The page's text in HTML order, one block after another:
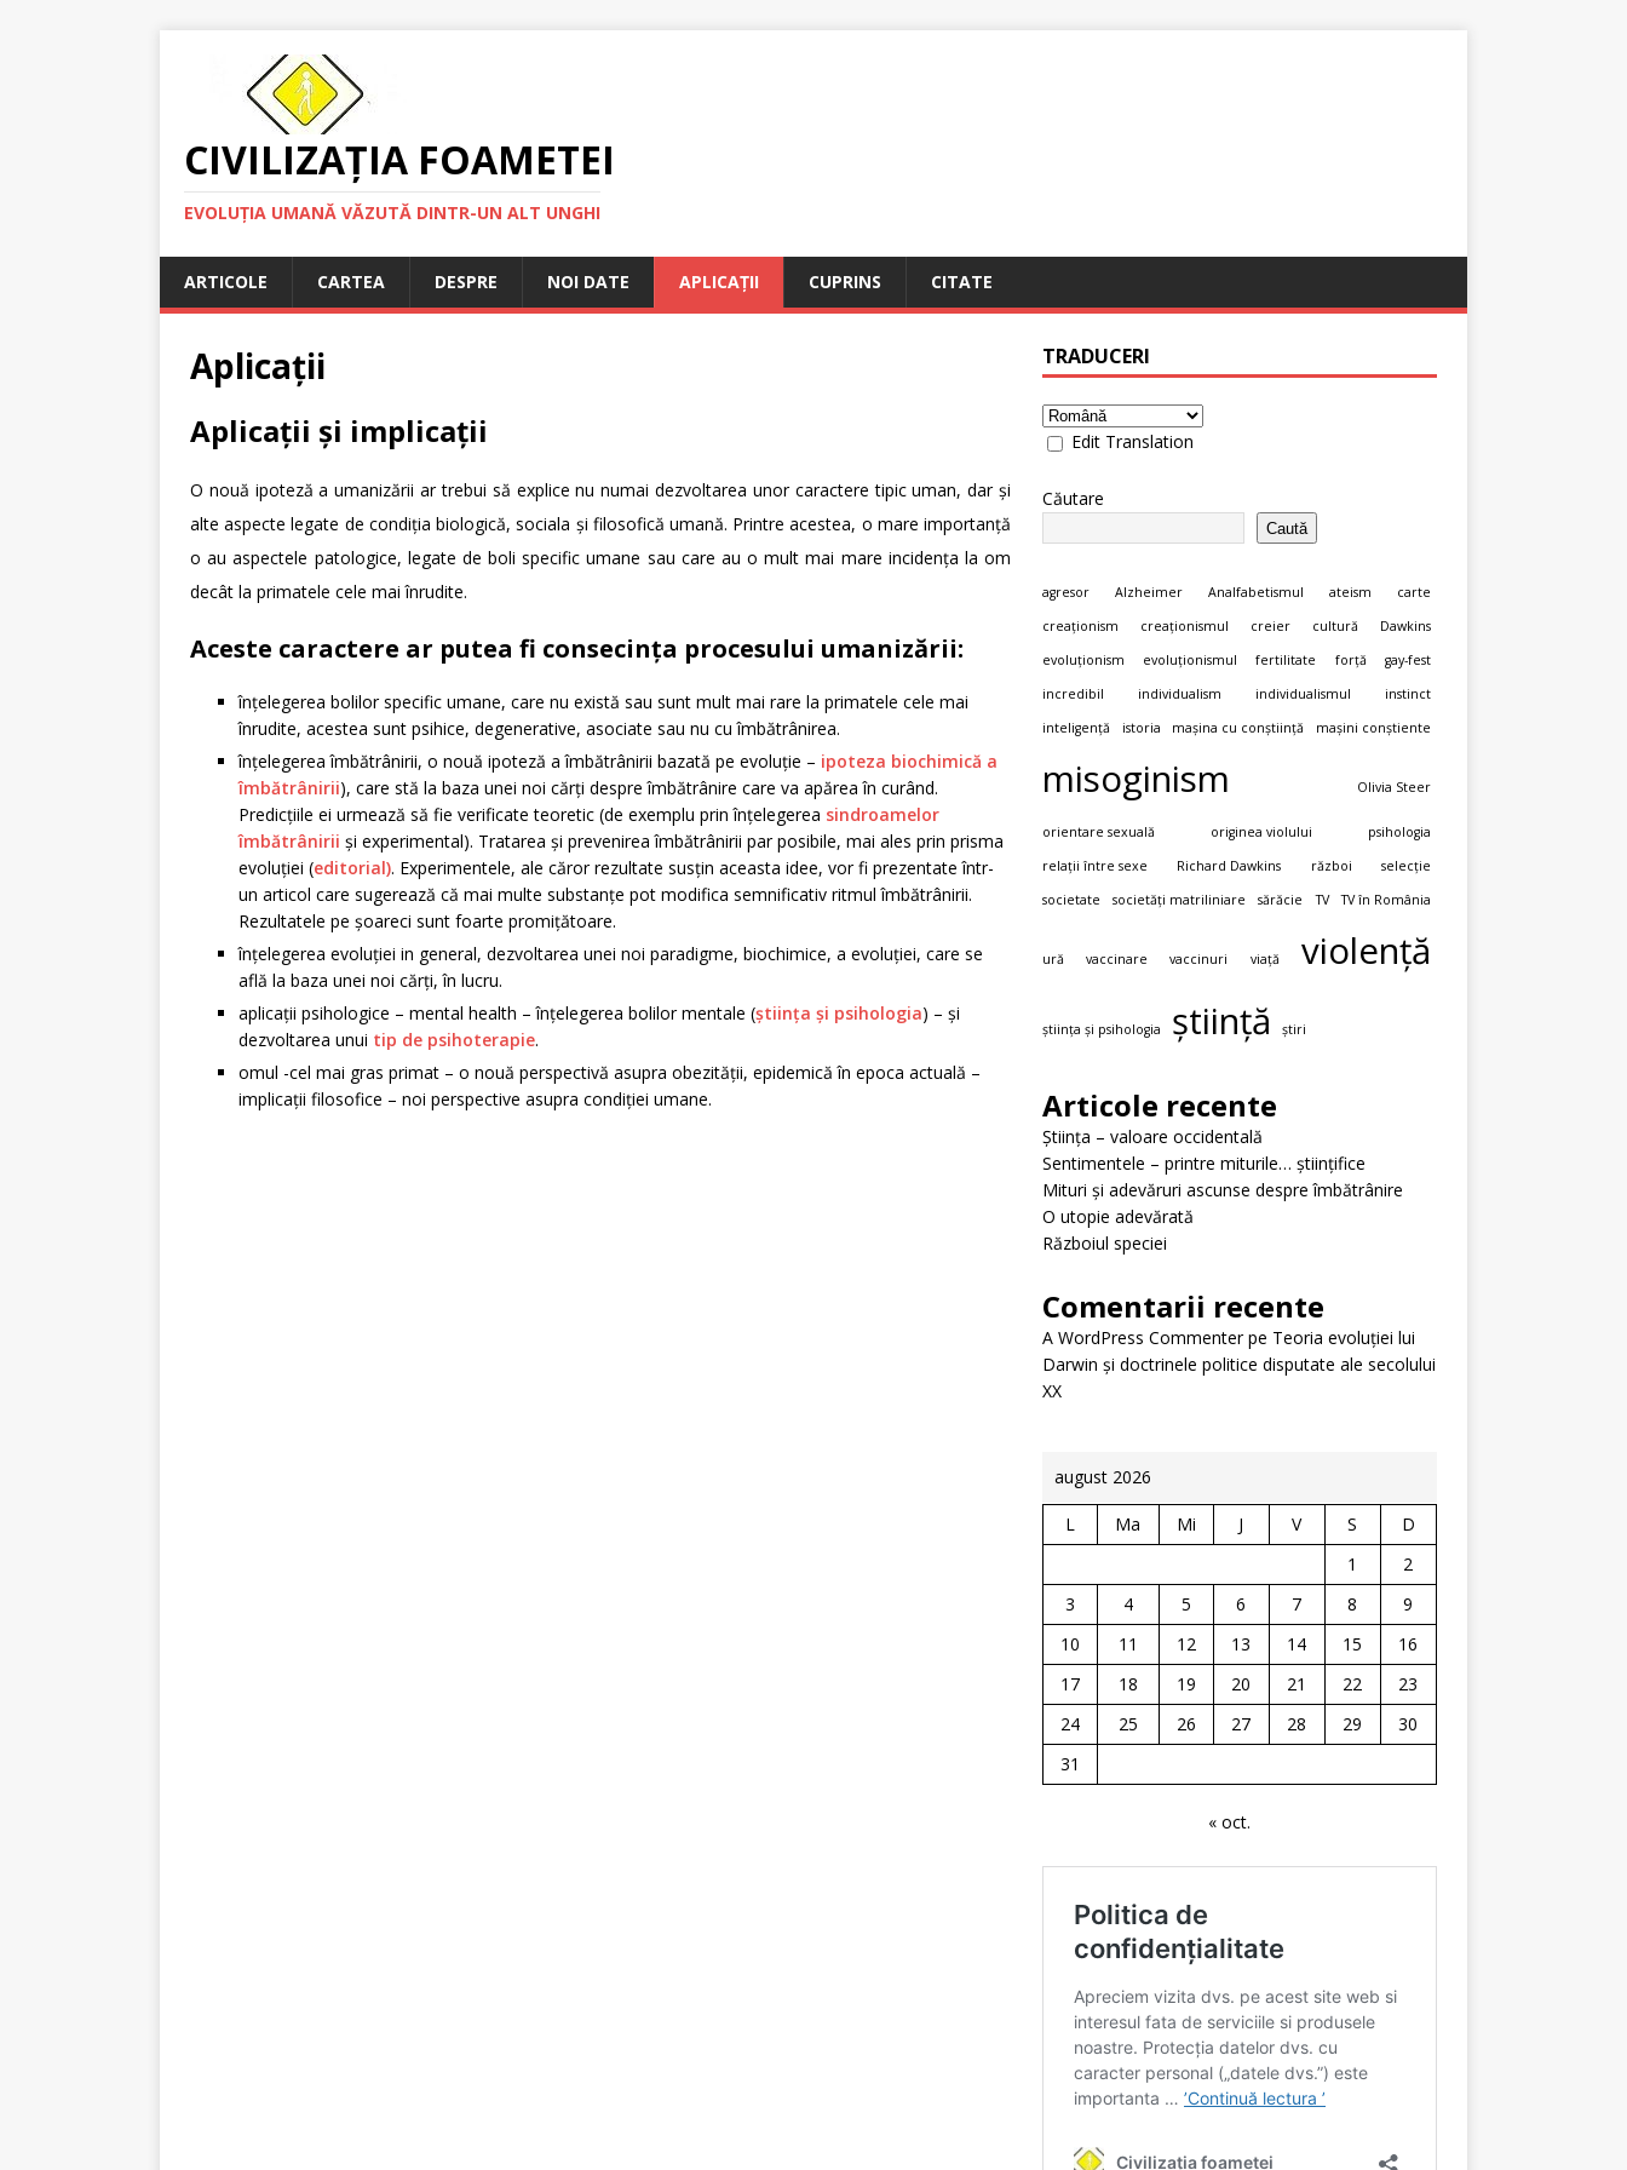
CIVILIZAȚIA FOAMETEI
EVOLUȚIA UMANĂ VĂZUTĂ DINTR-UN ALT UNGHI
ARTICOLE CARTEA DESPRE NOI DATE APLICAȚII CUPRINS CITATE
Aplicații
Aplicații și implicații
O nouă ipoteză a umanizării ar trebui să explice nu numai dezvoltarea unor caractere tipic uman, dar și
alte aspecte legate de condiția biologică, sociala și filosofică umană. Printre acestea, o mare importanță
o au aspectele patologice, legate de boli specific umane sau care au o mult mai mare incidența la om
decât la primatele cele mai înrudite.
Aceste caractere ar putea fi consecința procesului umanizării:
înțelegerea bolilor specific umane, care nu există sau sunt mult mai rare la primatele cele mai
înrudite, acestea sunt psihice, degenerative, asociate sau nu cu îmbătrânirea.
înțelegerea îmbătrânirii, o nouă ipoteză a îmbătrânirii bazată pe evoluție – ipoteza biochimică a
îmbătrânirii), care stă la baza unei noi cărți despre îmbătrânire care va apărea în curând.
Predicțiile ei urmează să fie verificate teoretic (de exemplu prin înțelegerea sindroamelor
îmbătrânirii și experimental). Tratarea și prevenirea îmbătrânirii par posibile, mai ales prin prisma
evoluției (editorial). Experimentele, ale căror rezultate susțin aceasta idee, vor fi prezentate într-
un articol care sugerează că mai multe substanțe pot modifica semnificativ ritmul îmbătrânirii.
Rezultatele pe șoareci sunt foarte promițătoare.
înțelegerea evoluției in general, dezvoltarea unei noi paradigme, biochimice, a evoluției, care se
află la baza unei noi cărți, în lucru.
aplicații psihologice – mental health – înțelegerea bolilor mentale (știința și psihologia) – și
dezvoltarea unui tip de psihoterapie.
omul -cel mai gras primat – o nouă perspectivă asupra obezității, epidemică în epoca actuală –
implicații filosofice – noi perspective asupra condiției umane.
TRADUCERI
Edit Translation
Căutare
Caută
agresor Alzheimer Analfabetismul ateism
carte
creaționism
creaționismul creier cultură
Dawkins
evoluționism
evoluționismul fertilitate forță
gay-fest
incredibil
individualism individualismul
instinct
inteligență
istoria mașina cu conștiință mașini conștiente
misoginism Olivia Steer
orientare sexuală originea violului
psihologia
relații între sexe
Richard Dawkins război
selecție
societate
societăți matriliniare sărăcie TV TV în România
ură vaccinare vaccinuri viață violență
știința și psihologia știință știri
Articole recente
Știința – valoare occidentală
Sentimentele – printre miturile… științifice
Mituri și adevăruri ascunse despre îmbătrânire
O utopie adevărată
Războiul speciei
Comentarii recente
A WordPress Commenterpe Teoria evoluției lui
Darwin și doctrinele politice disputate ale secolului
XX
august 2026
L Ma Mi J V S
D
1
2
3
4 5 6 7 8
9
10
11 12 13 14 15
16
17
18 19 20 21 22
23
24
25 26 27 28 29
30
31
« oct.